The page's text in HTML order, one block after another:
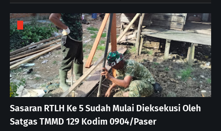
Sasaran RTLH Ke 5 Sudah Mulai Dieksekusi Oleh
Satgas TMMD 129 Kodim 0904/Paser